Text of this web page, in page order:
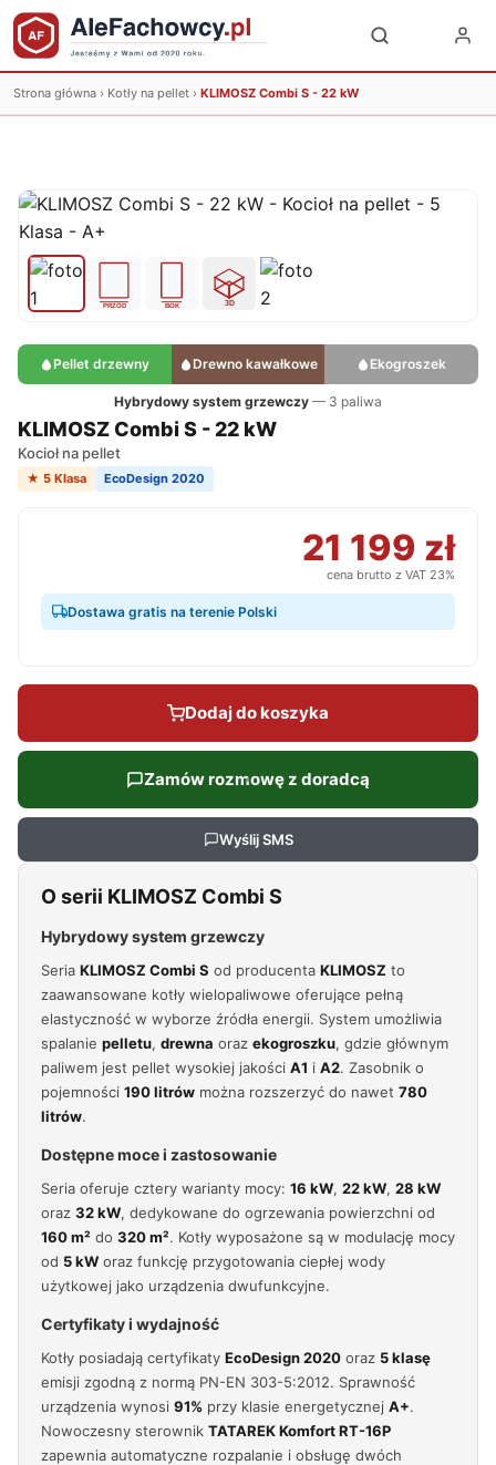
Strona główna › Kotły na pellet › KLIMOSZ Combi S - 22 kW
Pellet drzewny Drewno kawałkowe Ekogroszek
Hybrydowy system grzewczy — 3 paliwa
KLIMOSZ Combi S - 22 kW
Kocioł na pellet
★ 5 Klasa EcoDesign 2020
21 199 zł
cena brutto z VAT 23%
Dostawa gratis na terenie Polski
Dodaj do koszyka
Zamów rozmowę z doradcą
Wyślij SMS
O serii KLIMOSZ Combi S
Hybrydowy system grzewczy
Seria KLIMOSZ Combi S od producenta KLIMOSZ to
zaawansowane kotły wielopaliwowe oferujące pełną
elastyczność w wyborze źródła energii. System umożliwia
spalanie pelletu, drewna oraz ekogroszku, gdzie głównym
paliwem jest pellet wysokiej jakości A1 i A2. Zasobnik o
pojemności 190 litrów można rozszerzyć do nawet 780
litrów.
Dostępne moce i zastosowanie
Seria oferuje cztery warianty mocy: 16 kW, 22 kW, 28 kW
oraz 32 kW, dedykowane do ogrzewania powierzchni od
160 m² do 320 m². Kotły wyposażone są w modulację mocy
od 5 kW oraz funkcję przygotowania ciepłej wody
użytkowej jako urządzenia dwufunkcyjne.
Certyfikaty i wydajność
Kotły posiadają certyfikaty EcoDesign 2020 oraz 5 klasę
emisji zgodną z normą PN-EN 303-5:2012. Sprawność
urządzenia wynosi 91% przy klasie energetycznej A+.
Nowoczesny sterownik TATAREK Komfort RT-16P
zapewnia automatyczne rozpalanie i obsługę dwóch